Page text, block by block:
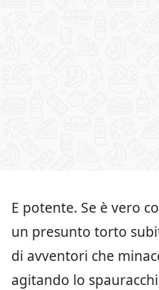
E potente. Se è vero
un presunto torto
di avventori che
agitando lo